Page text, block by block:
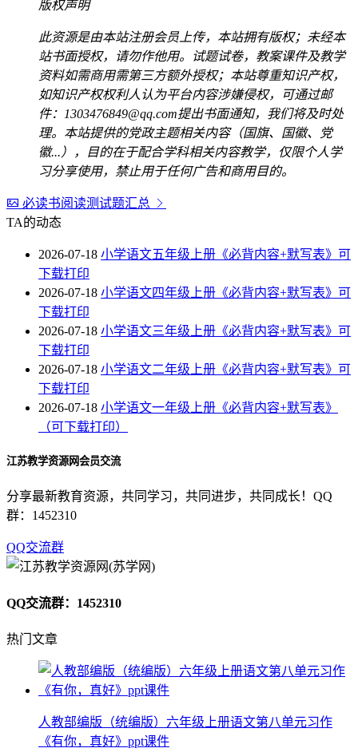
版权声明
此资源是由本站注册会员上传，本站拥有版权；未经本
站书面授权，请勿作他用。试题试卷，教案课件及教学
资料如需商用需第三方额外授权；本站尊重知识产权，
如知识产权权利人认为平台内容涉嫌侵权，可通过邮
件：1303476849@qq.com提出书面通知，我们将及时处
理。本站提供的党政主题相关内容（国旗、国徽、党
徽...），目的在于配合学科相关内容教学，仅限个人学
习分享使用，禁止用于任何广告和商用目的。
必读书阅读测试题汇总
TA的动态
2026-07-18 小学语文五年级上册《必背内容+默写表》可
下载打印
2026-07-18 小学语文四年级上册《必背内容+默写表》可
下载打印
2026-07-18 小学语文三年级上册《必背内容+默写表》可
下载打印
2026-07-18 小学语文二年级上册《必背内容+默写表》可
下载打印
2026-07-18 小学语文一年级上册《必背内容+默写表》
（可下载打印）
江苏教学资源网会员交流
分享最新教育资源，共同学习，共同进步，共同成长！QQ
群：1452310
QQ交流群
QQ交流群：1452310
热门文章
人教部编版（统编版）六年级上册语文第八单元习作
《有你，真好》ppt课件